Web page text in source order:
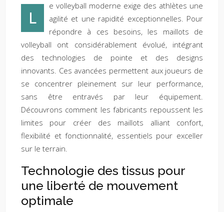
L
e volleyball moderne exige des athlètes une
agilité et une rapidité exceptionnelles. Pour
répondre à ces besoins, les maillots de
volleyball ont considérablement évolué, intégrant
des technologies de pointe et des designs
innovants. Ces avancées permettent aux joueurs de
se concentrer pleinement sur leur performance,
sans être entravés par leur équipement.
Découvrons comment les fabricants repoussent les
limites pour créer des maillots alliant confort,
flexibilité et fonctionnalité, essentiels pour exceller
sur le terrain.
Technologie des tissus pour
une liberté de mouvement
optimale